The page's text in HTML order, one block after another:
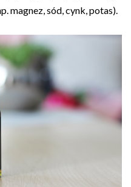
magnez, sód, cynk, potas).